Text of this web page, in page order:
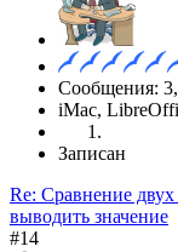
Сообщения:
iMac,
Записан
Re: Сравнение
выводить значение
#14